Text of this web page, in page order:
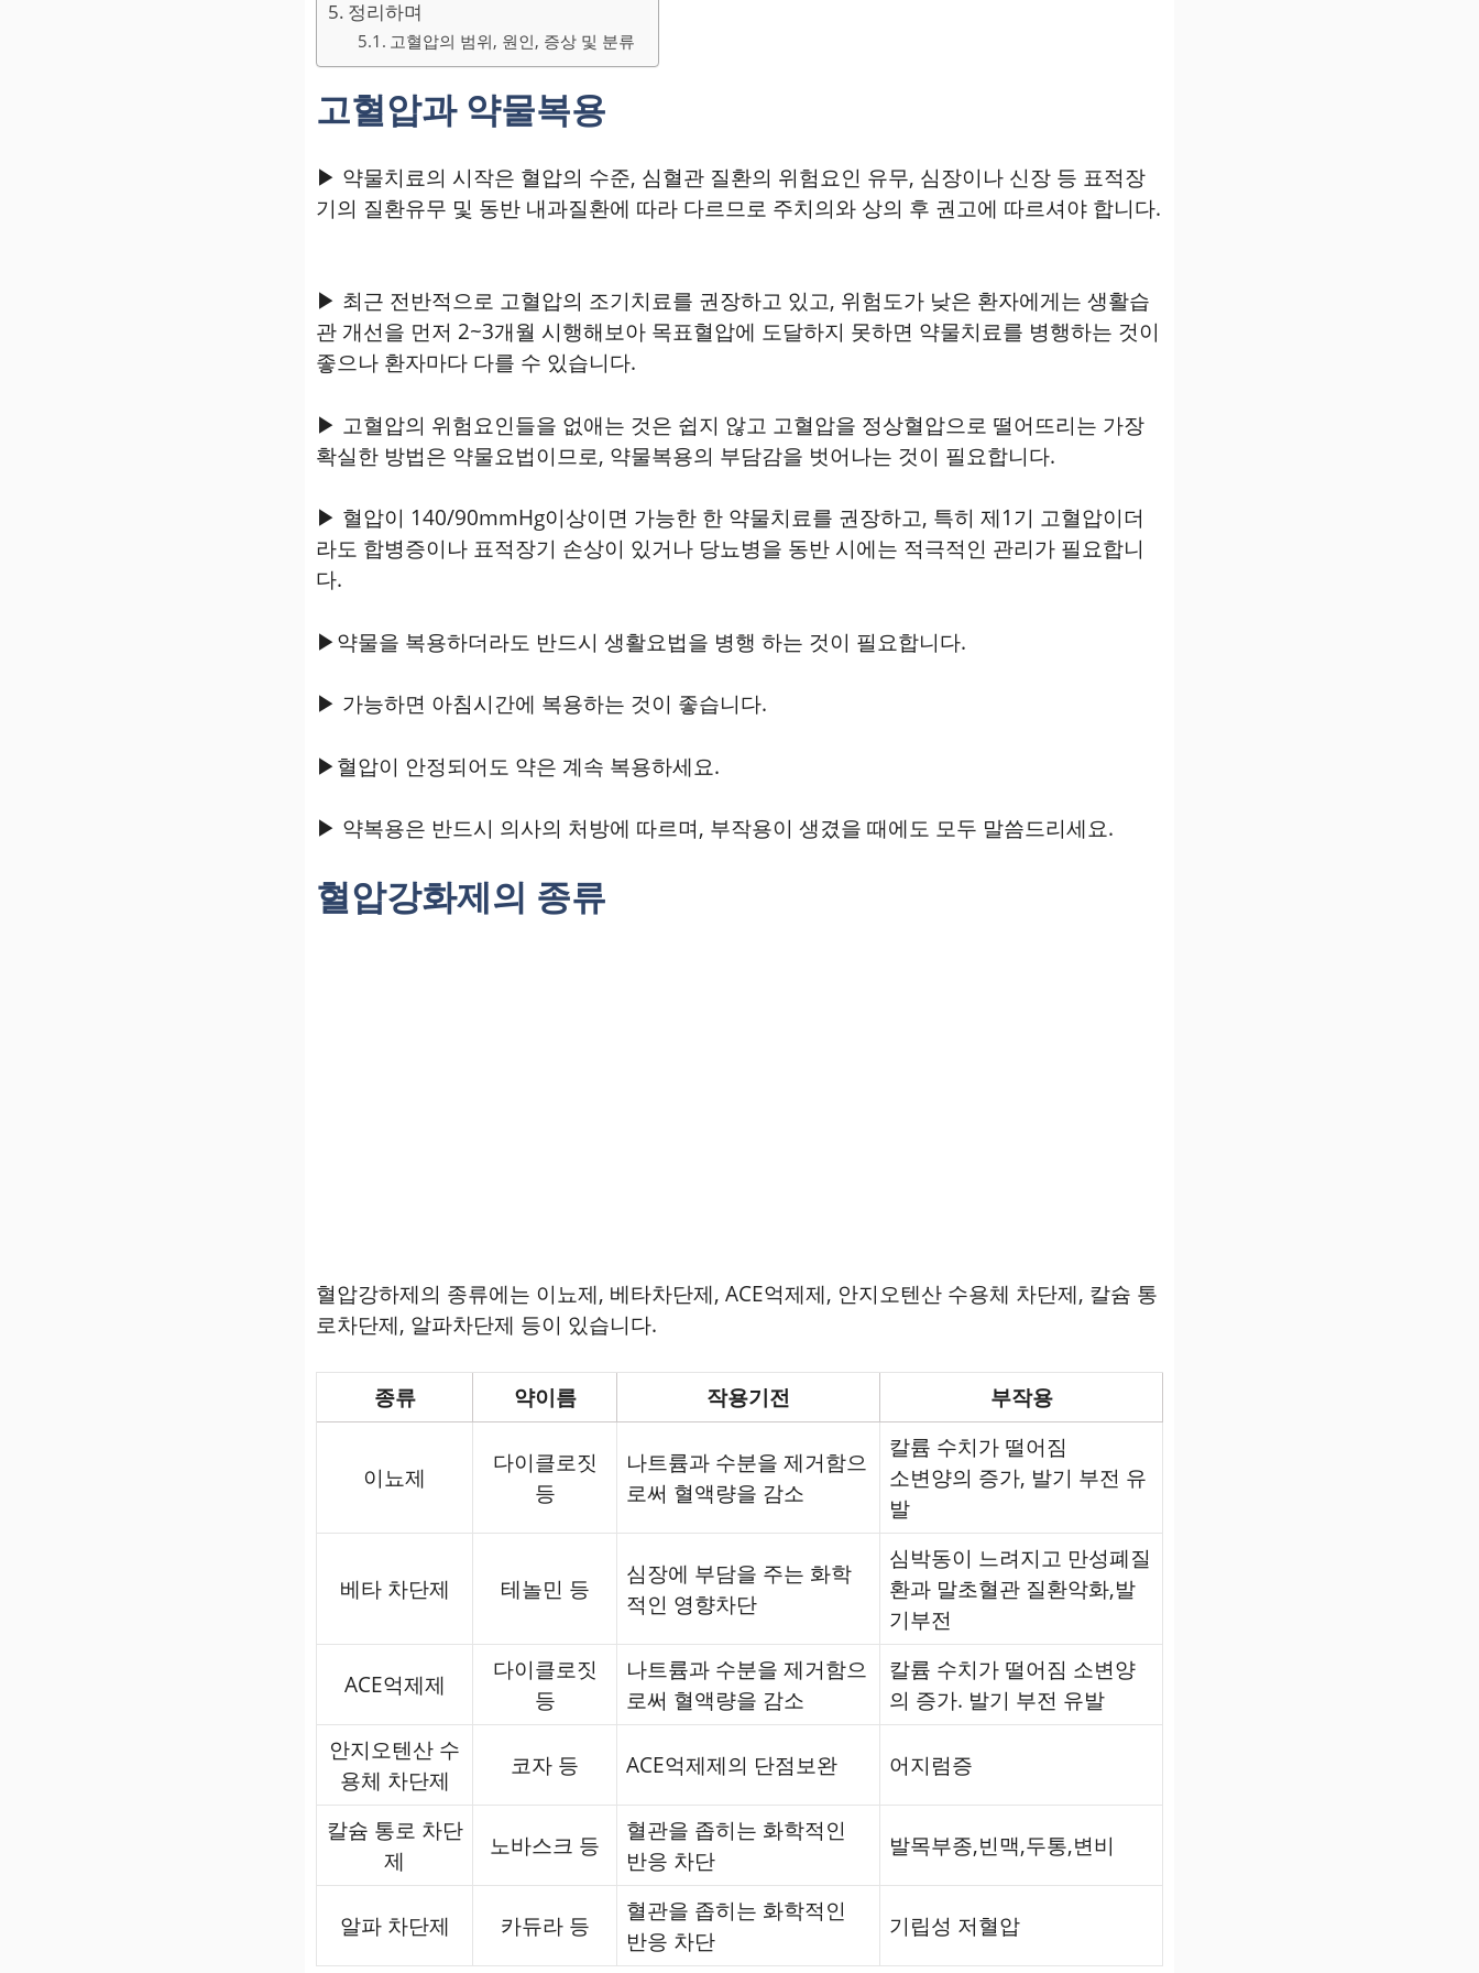
정리하며
고혈압의 범위, 원인, 증상 및 분류
고혈압과 약물복용
▶ 약물치료의 시작은 혈압의 수준, 심혈관 질환의 위험요인 유무, 심장이나 신장 등 표적장
기의 질환유무 및 동반 내과질환에 따라 다르므로 주치의와 상의 후 권고에 따르셔야 합니다.
▶ 최근 전반적으로 고혈압의 조기치료를 권장하고 있고, 위험도가 낮은 환자에게는 생활습
관 개선을 먼저 2~3개월 시행해보아 목표혈압에 도달하지 못하면 약물치료를 병행하는 것이
좋으나 환자마다 다를 수 있습니다.
▶ 고혈압의 위험요인들을 없애는 것은 쉽지 않고 고혈압을 정상혈압으로 떨어뜨리는 가장
확실한 방법은 약물요법이므로, 약물복용의 부담감을 벗어나는 것이 필요합니다.
▶ 혈압이 140/90mmHg이상이면 가능한 한 약물치료를 권장하고, 특히 제1기 고혈압이더
라도 합병증이나 표적장기 손상이 있거나 당뇨병을 동반 시에는 적극적인 관리가 필요합니
다.
▶약물을 복용하더라도 반드시 생활요법을 병행 하는 것이 필요합니다.
▶ 가능하면 아침시간에 복용하는 것이 좋습니다.
▶혈압이 안정되어도 약은 계속 복용하세요.
▶ 약복용은 반드시 의사의 처방에 따르며, 부작용이 생겼을 때에도 모두 말씀드리세요.
혈압강화제의 종류
혈압강하제의 종류에는 이뇨제, 베타차단제, ACE억제제, 안지오텐산 수용체 차단제, 칼슘 통
로차단제, 알파차단제 등이 있습니다.
종류 약이름 작용기전 부작용
이뇨제
다이클로짓
등
나트륨과 수분을 제거함으
로써 혈액량을 감소
칼륨 수치가 떨어짐
소변양의 증가, 발기 부전 유
발
베타 차단제 테놀민 등
심장에 부담을 주는 화학
적인 영향차단
심박동이 느려지고 만성폐질
환과 말초혈관 질환악화,발
기부전
ACE억제제
다이클로짓
등
나트륨과 수분을 제거함으
로써 혈액량을 감소
칼륨 수치가 떨어짐 소변양
의 증가. 발기 부전 유발
안지오텐산 수
용체 차단제
코자 등 ACE억제제의 단점보완 어지럼증
칼슘 통로 차단
제
노바스크 등
혈관을 좁히는 화학적인
반응 차단
발목부종,빈맥,두통,변비
알파 차단제 카듀라 등
혈관을 좁히는 화학적인
반응 차단
기립성 저혈압